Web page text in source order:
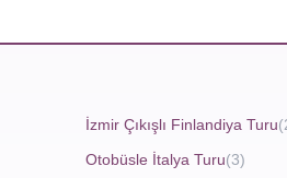
müzik aleti gayda,
gibi otantik hediyelikler
ülkenin zengin tarihi dokusunu ve
İzmir Çıkışlı Finlandiya Turu
Otobüsle İtalya Turu(3)